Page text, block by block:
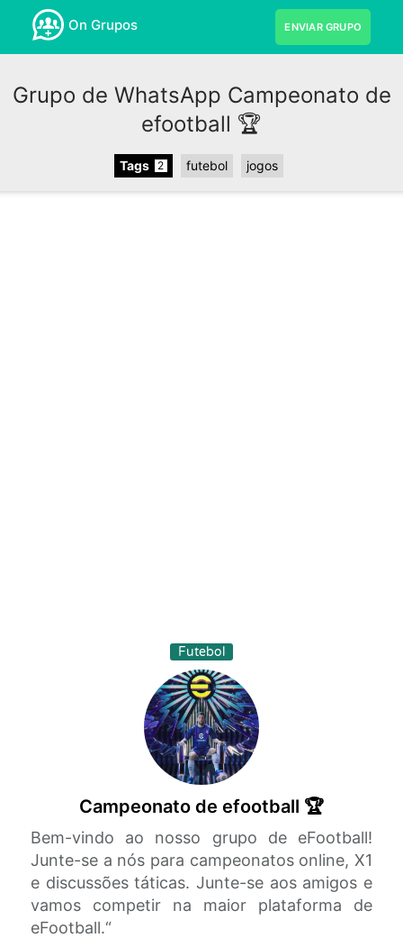
On Grupos ENVIAR GRUPO
Grupo de WhatsApp Campeonato de
efootball 🏆
Tags 2 futebol jogos
Futebol
Campeonato de efootball 🏆
Bem-vindo ao nosso grupo de eFootball!
Junte-se a nós para campeonatos online, X1
e discussões táticas. Junte-se aos amigos e
vamos competir na maior plataforma de
eFootball.“